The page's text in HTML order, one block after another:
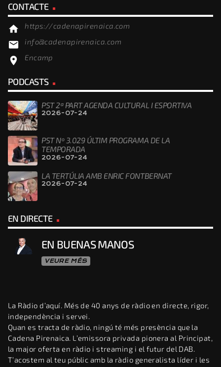
CONTACTE
home https://cadenapirenaica.com
email info@cadenapirenaica.com
location_on Encamp
PODCASTS
PST 2ª PART AGENDA CULTURAL I ESPORTIVA
2026-07-24
PST Nº 3.029 ÚLTIM PROGRAMA DE LA
TEMPORADA
2026-07-24
LA TERTÚLIA AMB ENRIC FONTBERNAT
2026-07-24
EN DIRECTE
EN BUENAS MANOS
VEURE MÉS
La Ràdio d’aquí. Més de 40 anys de ràdio en directe, rigor,
independència i servei.
Quan es tracta de ràdio, ningú té més presència que la
Cadena Pirenaica. L’emissora privada pionera al Principat,
la major oferta en ràdio i streaming i el futur del DAB.
T’acostem al teu públic amb la ràdio generalista líder i les